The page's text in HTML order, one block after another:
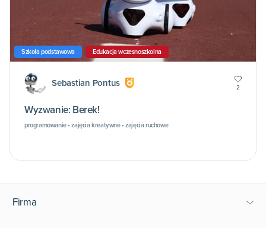
Szkoła podstawowa Edukacja wczesnoszkolna
Sebastian Pontus 2
Wyzwanie: Berek!
programowanie • zajęcia kreatywne • zajęcia ruchowe
Firma